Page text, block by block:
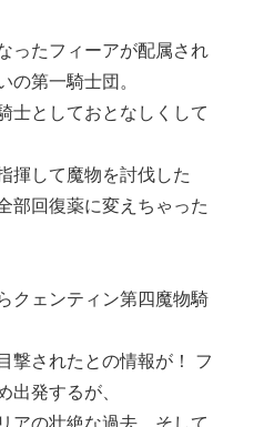
ったフィーアが配属され
の第一騎士団。
士としておとなしくして
揮して魔物を討伐した
部回復薬に変えちゃった
クェンティン第四魔物騎
撃されたとの情報が！ フ
出発するが、